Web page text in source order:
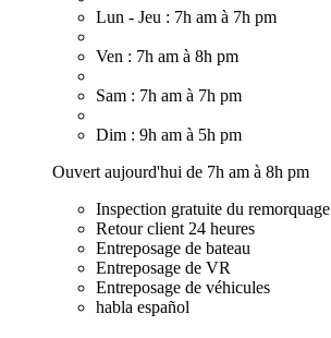
Lun - Jeu : 7h am à 7h pm
Ven : 7h am à 8h pm
Sam : 7h am à 7h pm
Dim : 9h am à 5h pm
Ouvert aujourd'hui de 7h am à 8h pm
Inspection gratuite du remorquage
Retour client 24 heures
Entreposage de bateau
Entreposage de VR
Entreposage de véhicules
habla español